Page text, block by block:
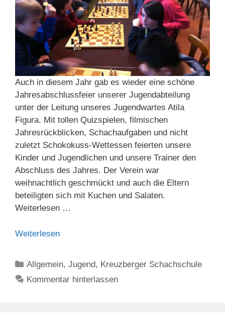
Auch in diesem Jahr gab es wieder eine schöne
Jahresabschlussfeier unserer Jugendabteilung
unter der Leitung unseres Jugendwartes Atila
Figura. Mit tollen Quizspielen, filmischen
Jahresrückblicken, Schachaufgaben und nicht
zuletzt Schokokuss-Wettessen feierten unsere
Kinder und Jugendlichen und unsere Trainer den
Abschluss des Jahres. Der Verein war
weihnachtlich geschmückt und auch die Eltern
beteiligten sich mit Kuchen und Salaten.
Weiterlesen …
Weiterlesen
Kategorien
Allgemein,Jugend, Kreuzberger Schachschule
Kommentar hinterlassen